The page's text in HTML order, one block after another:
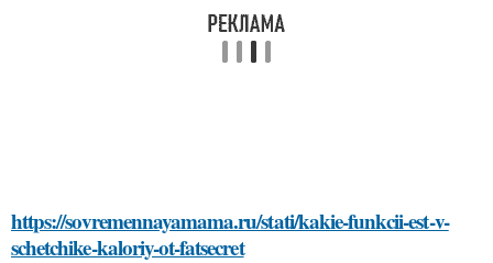
https://sovremennayamama.ru/stati/kakie-funkcii-est-v-
schetchike-kaloriy-ot-fatsecret